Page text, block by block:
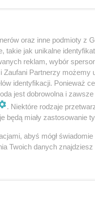
oraz inne podmioty z
takie jak unikalne
reklam, wybór
Zaufani Partnerzy
identyfikacji. Ponieważ
jest dobrowolna i
. Niektóre rodzaje
będą miały zastosowanie
abyś mógł
Twoich danych